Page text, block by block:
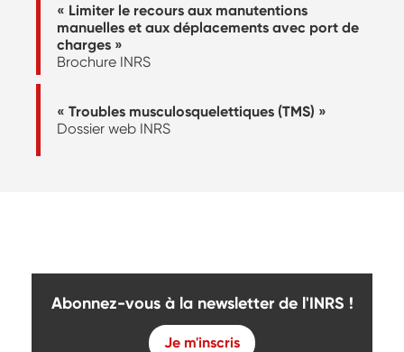
« Limiter le recours aux manutentions
manuelles et aux déplacements avec port de
charges »
Brochure INRS
« Troubles musculosquelettiques (TMS) »
Dossier web INRS
Abonnez-vous à la newsletter de l'INRS !
Je m'inscris